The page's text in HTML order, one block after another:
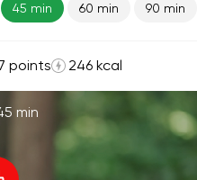
45 min 60 min 90 min
points 246 kcal
min